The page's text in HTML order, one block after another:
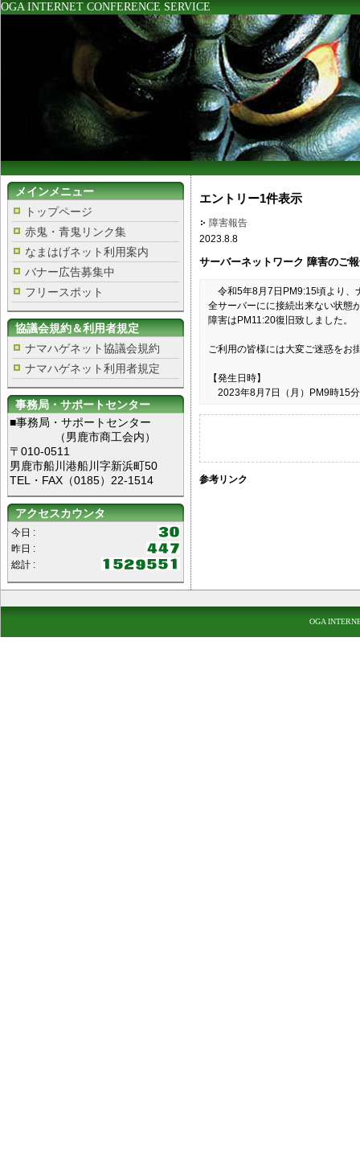
OGA INTERNET CONFERENCE SERVICE
メインメニュー
トップページ
赤鬼・青鬼リンク集
なまはげネット利用案内
バナー広告募集中
フリースポット
協議会規約＆利用者規定
ナマハゲネット協議会規約
ナマハゲネット利用者規定
事務局・サポートセンター
■事務局・サポートセンター
（男鹿市商工会内）
〒010-0511
男鹿市船川港船川字新浜町50
TEL・FAX（0185）22-1514
アクセスカウンタ
今日 :
昨日 :
総計 :
エントリー1件表示
障害報告
2023.8.8
サーバーネットワーク 障害のご
令和5年8月7日PM9:15頃より、
全サーバーにに接続出来ない状態
障害はPM11:20復旧致しました。
ご利用の皆様には大変ご迷惑をお
【発生日時】
2023年8月7日（月）PM9時15
参考リンク
OGA